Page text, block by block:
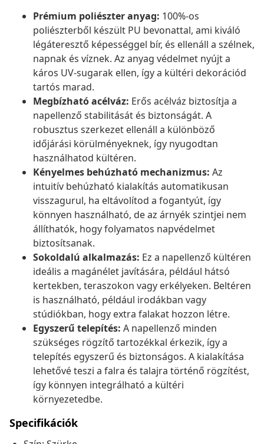
Prémium poliészter anyag: 100%-os
poliészterből készült PU bevonattal, ami kiváló
légáteresztő képességgel bír, és ellenáll a szélnek,
napnak és víznek. Az anyag védelmet nyújt a
káros UV-sugarak ellen, így a kültéri dekorációd
tartós marad.
Megbízható acélváz: Erős acélváz biztosítja a
napellenző stabilitását és biztonságát. A
robusztus szerkezet ellenáll a különböző
időjárási körülményeknek, így nyugodtan
használhatod kültéren.
Kényelmes behúzható mechanizmus: Az
intuitív behúzható kialakítás automatikusan
visszagurul, ha eltávolítod a fogantyút, így
könnyen használható, de az árnyék szintjei nem
állíthatók, hogy folyamatos napvédelmet
biztosítsanak.
Sokoldalú alkalmazás: Ez a napellenző kültéren
ideális a magánélet javítására, például hátsó
kertekben, teraszokon vagy erkélyeken. Beltéren
is használható, például irodákban vagy
stúdiókban, hogy extra falakat hozzon létre.
Egyszerű telepítés: A napellenző minden
szükséges rögzítő tartozékkal érkezik, így a
telepítés egyszerű és biztonságos. A kialakítása
lehetővé teszi a falra és talajra történő rögzítést,
így könnyen integrálható a kültéri
környezetedbe.
Specifikációk